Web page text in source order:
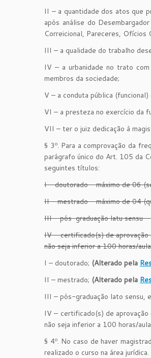
II – a quantidade dos atos que
após análise do
Correicional, Pareceres, Ofícios
III – a qualidade do trabalho
IV – a urbanidade no trato
membros da sociedade;
V – a conduta pública
VI – a presteza no exercício da
VII – ter o juiz dedicação à
§ 3º. Para a comprovação da
parágrafo único do Art. 105 da
seguintes títulos:
I – doutorado – máximo de 06
II – mestrado – máximo de 04
III – pós-graduação latu sensu
IV – certificado(s) de aprovação
não seja inferior a 100 horas/
I – doutorado; (Alterado pela
II – mestrado; (Alterado pela
III – pós-graduação lato sensu, e
IV – certificado(s) de
não seja inferior a 100 horas/
§ 4º. No caso de haver
realizado o curso na área jurídica.